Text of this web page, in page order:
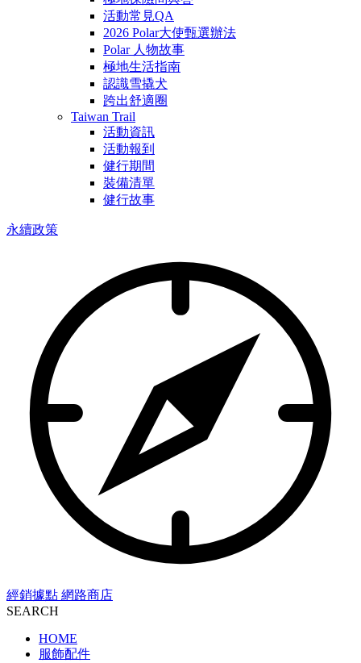
活動常見QA
2026 Polar大使甄選辦法
Polar 人物故事
極地生活指南
認識雪撬犬
跨出舒適圈
Taiwan Trail
活動資訊
活動報到
健行期間
裝備清單
健行故事
永續政策
經銷據點 網路商店
SEARCH
HOME
服飾配件